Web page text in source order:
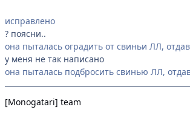
исправлено
? поясни..
она пыталась оградить от свиньи ЛЛ,
у меня не так написано
она пыталась подбросить свинью ЛЛ,
[Monogatari] team